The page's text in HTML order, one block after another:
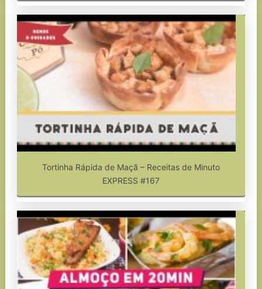
Tortinha Rápida de Maçã – Receitas de Minuto
EXPRESS #167